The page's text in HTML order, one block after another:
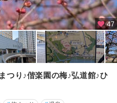
47
り♪偕楽園の梅♪弘道館♪ひ